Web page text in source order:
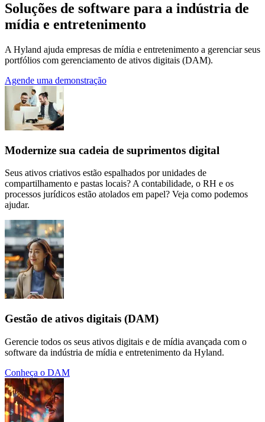
Soluções de software para a indústria de
mídia e entretenimento
A Hyland ajuda empresas de mídia e entretenimento a gerenciar seus
portfólios com gerenciamento de ativos digitais (DAM).
Agende uma demonstração
Modernize sua cadeia de suprimentos digital
Seus ativos criativos estão espalhados por unidades de
compartilhamento e pastas locais? A contabilidade, o RH e os
processos jurídicos estão atolados em papel? Veja como podemos
ajudar.
Gestão de ativos digitais (DAM)
Gerencie todos os seus ativos digitais e de mídia avançada com o
software da indústria de mídia e entretenimento da Hyland.
Conheça o DAM